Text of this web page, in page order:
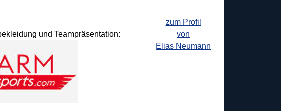
zum Profil
von
Elias Neumann
und Teampräsentation: